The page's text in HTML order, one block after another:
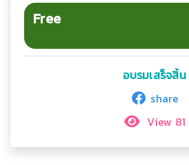
Free
อบรมเสร็จสิ้น
share
View 81